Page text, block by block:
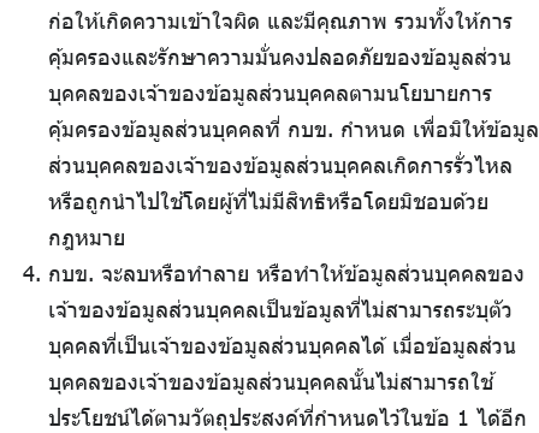
ก่อให้เกิดความเข้าใจผิด และมีคุณภาพ รวมทั้งให้การ
คุ้มครองและรักษาความมั่นคงปลอดภัยของข้อมูลส่วน
บุคคลของเจ้าของข้อมูลส่วนบุคคลตามนโยบายการ
คุ้มครองข้อมูลส่วนบุคคลที่ กบข. กำหนด เพื่อมิให้ข้อมูล
ส่วนบุคคลของเจ้าของข้อมูลส่วนบุคคลเกิดการรั่วไหล
หรือถูกนำไปใช้โดยผู้ที่ไม่มีสิทธิหรือโดยมิชอบด้วย
กฎหมาย
กบข. จะลบหรือทำลาย หรือทำให้ข้อมูลส่วนบุคคลของ
เจ้าของข้อมูลส่วนบุคคลเป็นข้อมูลที่ไม่สามารถระบุตัว
บุคคลที่เป็นเจ้าของข้อมูลส่วนบุคคลได้ เมื่อข้อมูลส่วน
บุคคลของเจ้าของข้อมูลส่วนบุคคลนั้นไม่สามารถใช้
ประโยชน์ได้ตามวัตถุประสงค์ที่กำหนดไว้ในข้อ 1 ได้อีก